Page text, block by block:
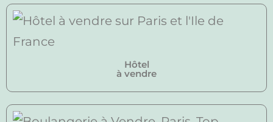
Hôtel
à vendre